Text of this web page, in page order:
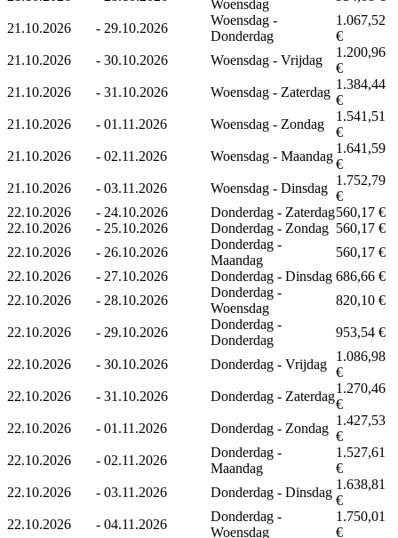
Woensdag
21.10.2026 - 29.10.2026
Woensdag -
Donderdag
1.067,52
€
21.10.2026
- 30.10.2026 Woensdag - Vrijdag
1.200,96
€
21.10.2026
- 31.10.2026 Woensdag - Zaterdag
1.384,44
€
21.10.2026
- 01.11.2026 Woensdag - Zondag
1.541,51
€
21.10.2026
- 02.11.2026 Woensdag - Maandag
1.641,59
€
21.10.2026
- 03.11.2026 Woensdag - Dinsdag
1.752,79
€
22.10.2026
- 24.10.2026 Donderdag - Zaterdag560,17 €
22.10.2026
- 25.10.2026 Donderdag - Zondag 560,17 €
22.10.2026
- 26.10.2026
Donderdag -
Maandag
560,17 €
22.10.2026
- 27.10.2026 Donderdag - Dinsdag 686,66 €
22.10.2026
- 28.10.2026
Donderdag -
Woensdag
820,10 €
22.10.2026 - 29.10.2026
Donderdag -
Donderdag
953,54 €
22.10.2026 - 30.10.2026 Donderdag - Vrijdag
1.086,98
€
22.10.2026
- 31.10.2026 Donderdag - Zaterdag
1.270,46
€
22.10.2026
- 01.11.2026 Donderdag - Zondag
1.427,53
€
22.10.2026
- 02.11.2026
Donderdag -
Maandag
1.527,61
€
22.10.2026
- 03.11.2026 Donderdag - Dinsdag
1.638,81
€
22.10.2026
- 04.11.2026
Donderdag -
Woensdag
1.750,01
€